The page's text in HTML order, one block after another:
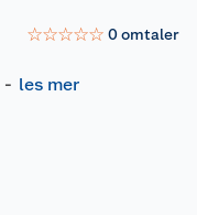
☆☆☆☆☆ 0omtaler
- les mer